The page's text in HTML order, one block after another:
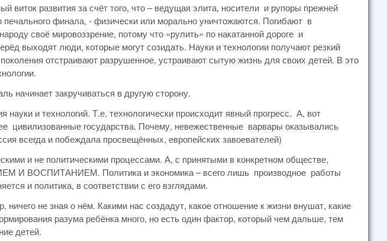
виток развития за счёт того, что – ведущая элита, носители и рупоры прежней
финала, - физически или морально уничтожаются. Погибают в
своё мировоззрение, потому что «рулить» по накатанной дороге и
выходят люди, которые могут созидать. Науки и технологии получают резкий
отстраивают разрушенное, устраивают сытую жизнь для своих детей. В это
начинает закручиваться в другую сторону.
науки и технологий. Т.е. технологически происходит явный прогресс. А, вот
цивилизованные государства. Почему, невежественные варвары оказывались
всегда и побеждала просвещённых, европейских завоевателей)
и не политическими процессами. А, с принятыми в конкретном обществе,
И ВОСПИТАНИЕМ. Политика и экономика – всего лишь производное работы
и политика, в соответствии с его взглядами.
не зная о нём. Какими нас создадут, какое отношение к жизни внушат, какие
разума ребёнка много, но есть один фактор, который чем дальше, тем
детей.